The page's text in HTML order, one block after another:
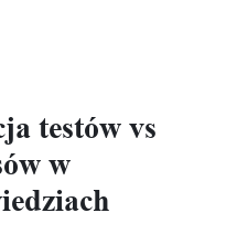
testów vs
w